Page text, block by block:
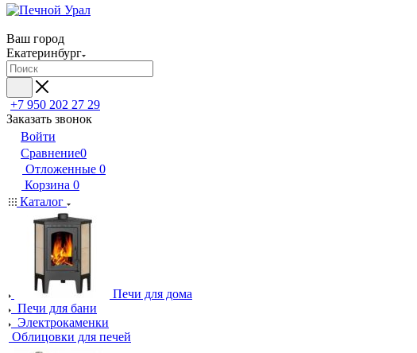
Ваш город
Екатеринбург
+7 950 202 27 29
Заказать звонок
Войти
Сравнение0
Отложенные 0
Корзина 0
Каталог
Печи для дома
Печи для бани
Электрокаменки
Облицовки для печей